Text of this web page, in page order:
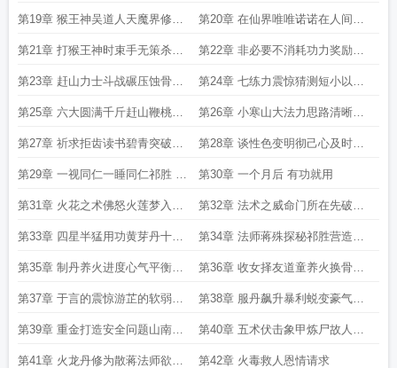
游芷以及熟妇张珑的故事 一单私联
第19章 猴王神吴道人天魔界修行
体系 修神明之道换妖魔之血
第20章 在仙界唯唯诺诺在人间重
拳出击
第21章 打猴王神时束手无策杀白
骨小鬼一刀一个
第22章 非必要不消耗功力奖励
4096功大的来了
第23章 赶山力士斗战碾压蚀骨四
色诱与惊吓
第24章 七练力震惊猜测短小以及
最后的用功
第25章 六大圆满千斤赶山鞭桃园
六结义
第26章 小寒山大法力思路清晰夜
半敲门
第27章 祈求拒齿读书碧青突破羡
艳
第28章 谈性色变明彻己心及时行
乐一视同仁
第29章 一视同仁一睡同仁祁胜 王
哥今晚来我房间
第30章 一个月后 有功就用
第31章 火花之术佛怒火莲梦入神
机天谴妖僧
第32章 法术之威命门所在先破信
仰再诛妖猴
第33章 四星半猛用功黄芽丹十六
法
第34章 法师蒋殊探秘祁胜营造丹
房黄芽大成不务正业张珑倾心
第35章 制丹养火进度心气平衡以
及道童人选
第36章 收女择友道童养火换骨脱
壳丹成同眠第一更
第37章 于言的震惊游芷的软弱张
珑的欢喜以及祁胜的大方
第38章 服丹飙升暴利蜕变豪气出
门第三更晚上还有两更
第39章 重金打造安全问题山南坊
市变卖丹药第四更还有一更
第40章 五术伏击象甲炼尸故人大
明朱赞以及财大气粗
第41章 火龙丹修为散蒋法师欲招 第42章 火毒救人恩情请求